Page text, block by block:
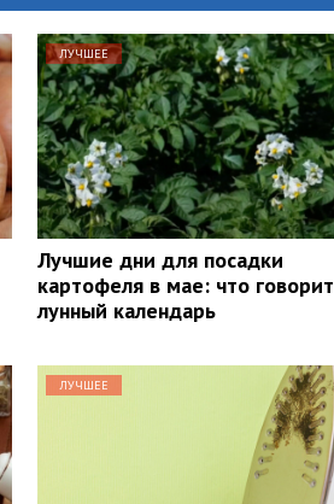
ЛУЧШЕЕ
Лучшие дни для посадки
картофеля в мае: что говорит
лунный календарь
ЛУЧШЕЕ